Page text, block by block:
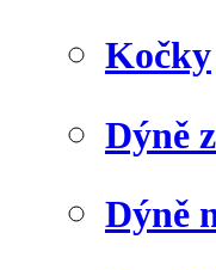
Kočky
Dýně
Dýně